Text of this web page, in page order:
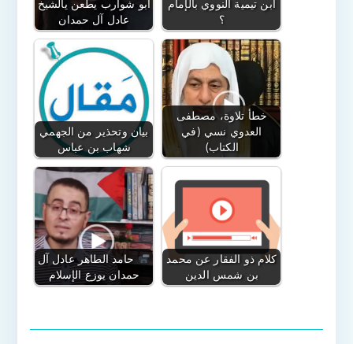
أبو شوارب يطعن يالشيخ
عادل آل حمدان
ابن تيمية النووي بالإمام
؟
بيان وتحذير من الجهمي
شهاب بن عباس
خطأ تلاوة، مصطفى
العدوي نسي (في
الكتاب)
حامد الطاهر عادل آل
حمدان يوزع الإسلام
كلام ذو الفقار عن محمد
بن شمس الدين